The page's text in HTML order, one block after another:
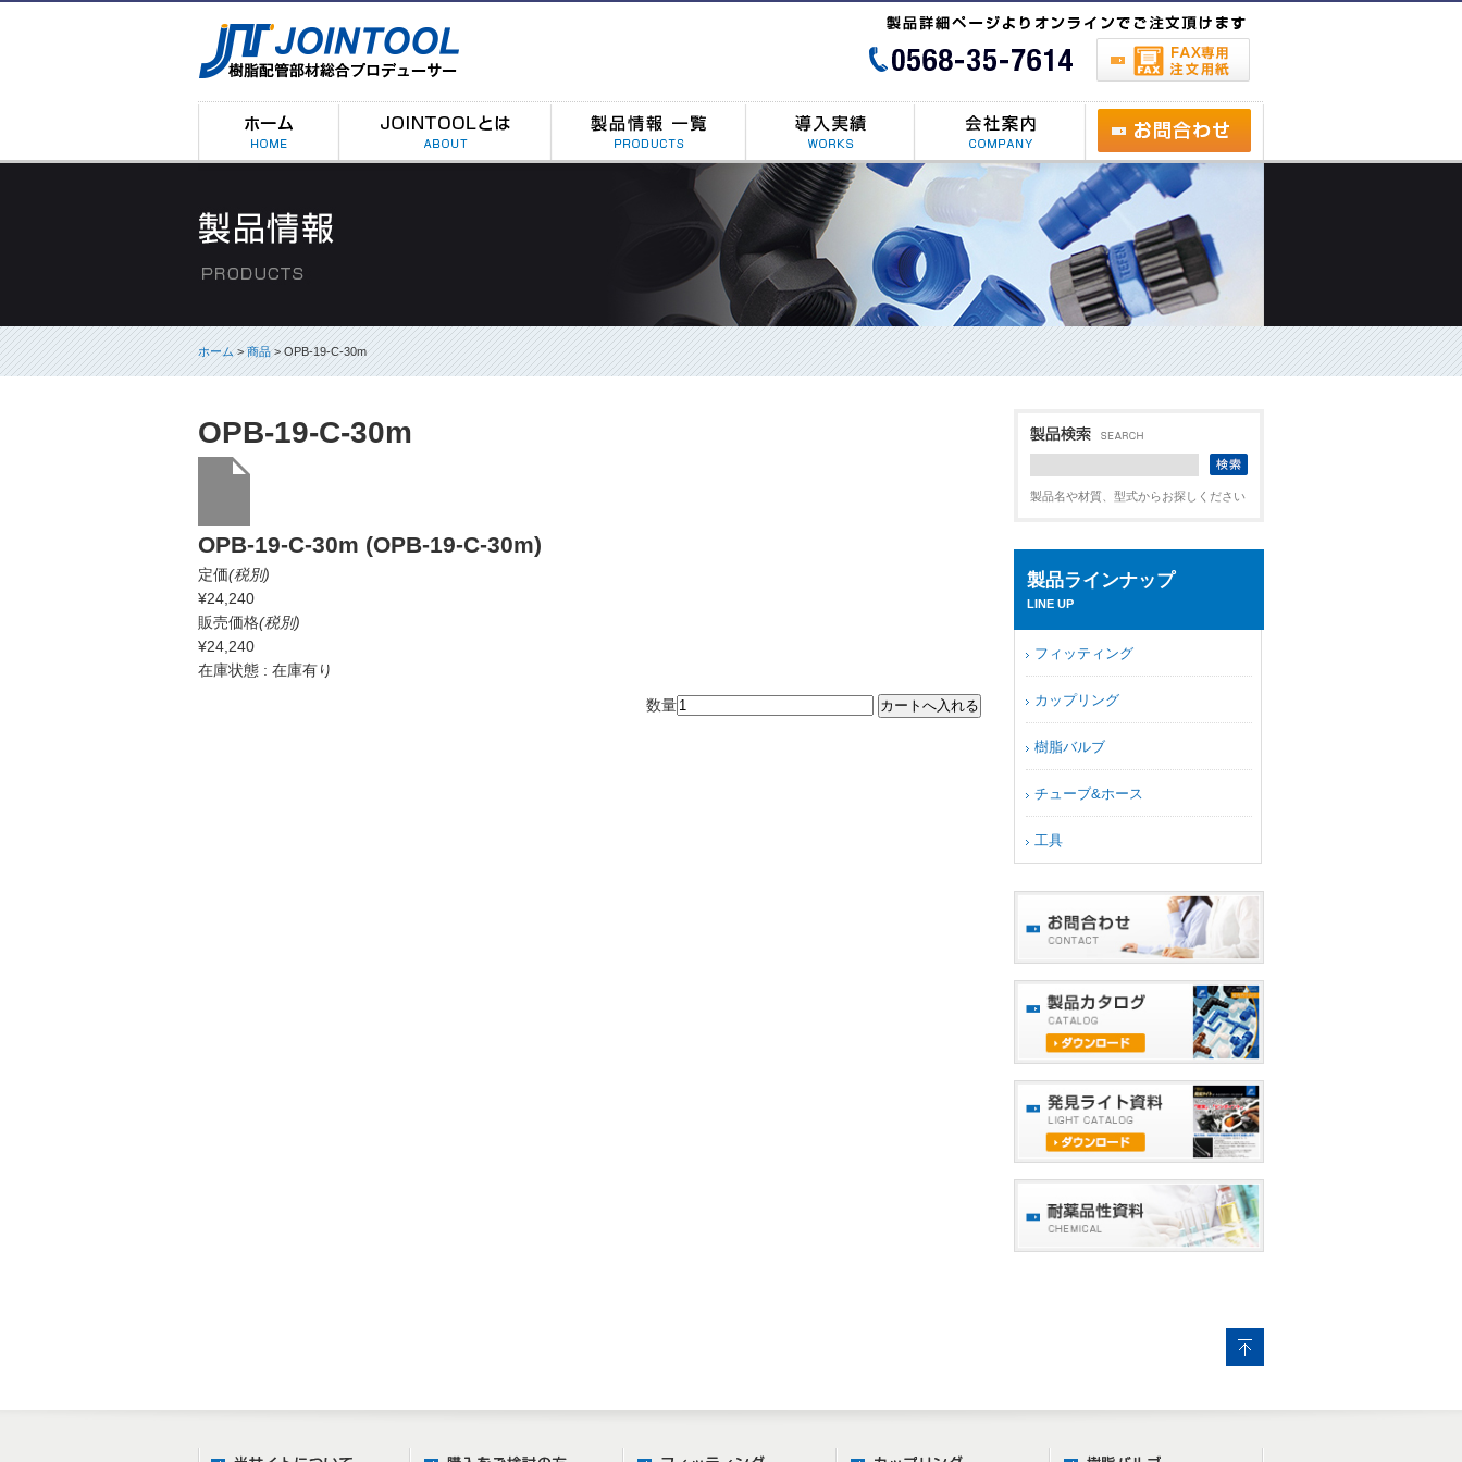
ホーム>商品> OPB-19-C-30m
OPB-19-C-30m
OPB-19-C-30m (OPB-19-C-30m)
定価(税別)
¥24,240
販売価格(税別)
¥24,240
在庫状態 : 在庫有り
数量
製品名や材質、型式からお探しください
製品ラインナップ
LINE UP
フィッティング
カップリング
樹脂バルブ
チューブ&ホース
工具